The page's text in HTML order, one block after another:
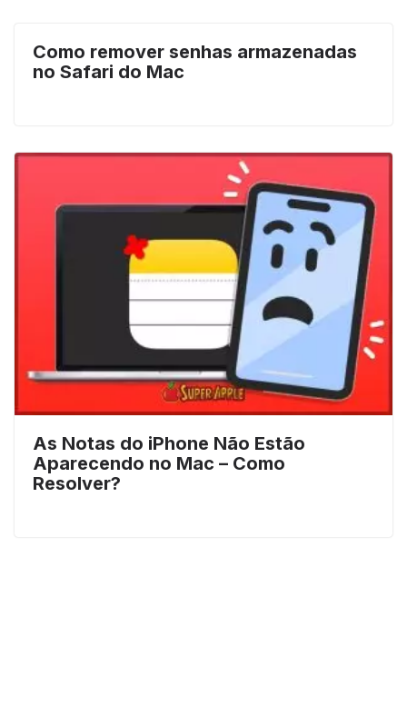
Como remover senhas armazenadas
no Safari do Mac
As Notas do iPhone Não Estão
Aparecendo no Mac – Como
Resolver?